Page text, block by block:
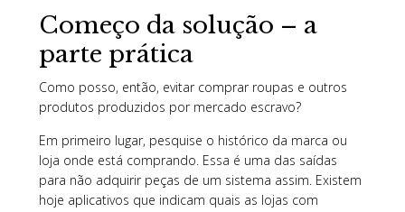
Começo da solução – a
parte prática
Como posso, então, evitar comprar roupas e outros
produtos produzidos por mercado escravo?
Em primeiro lugar, pesquise o histórico da marca ou
loja onde está comprando. Essa é uma das saídas
para não adquirir peças de um sistema assim. Existem
hoje aplicativos que indicam quais as lojas com